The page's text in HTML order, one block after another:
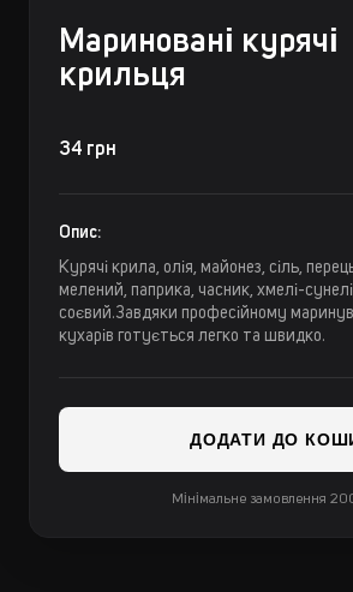
Мариновані курячі
крильця
34 грн
Опис:
Курячі крила, олія, майонез, сіль,
мелений, паприка, часник, хмелі-
соєвий.Завдяки професійному
кухарів готується легко та швидко.
ДОДАТИ ДО
Мінімальне замовлення